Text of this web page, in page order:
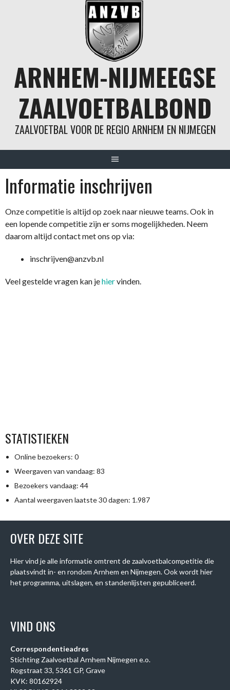
ARNHEM-NIJMEEGSE
ZAALVOETBALBOND
ZAALVOETBAL VOOR DE REGIO ARNHEM EN NIJMEGEN
Informatie inschrijven
Onze competitie is altijd op zoek naar nieuwe teams. Ook in
een lopende competitie zijn er soms mogelijkheden. Neem
daarom altijd contact met ons op via:
inschrijven@anzvb.nl
Veel gestelde vragen kan jehiervinden.
STATISTIEKEN
Online bezoekers: 0
Weergaven van vandaag: 83
Bezoekers vandaag: 44
Aantal weergaven laatste 30 dagen: 1.987
OVER DEZE SITE
Hier vind je alle informatie omtrent de zaalvoetbalcompetitie die
plaatsvindt in- en rondom Arnhem en Nijmegen. Ook wordt hier
het programma, uitslagen, en standenlijsten gepubliceerd.
VIND ONS
Correspondentieadres
Stichting Zaalvoetbal Arnhem Nijmegen e.o.
Rogstraat 33, 5361 GP, Grave
KVK: 80162924